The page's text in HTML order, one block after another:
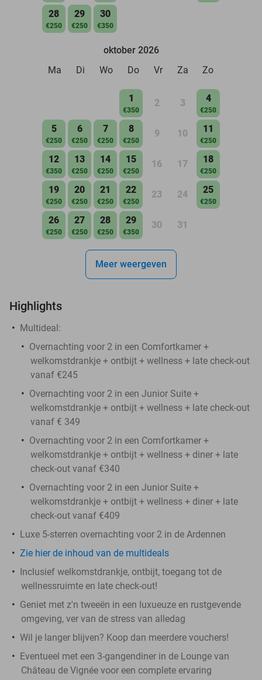
28
€250
29
€250
30
€350
oktober 2026
Ma
Di Wo Do Vr Za Zo
1
€350
2 3 4
€250
5
€250
6
€250
7
€250
8
€250
9 10 11
€250
12
€350
13
€250
14
€250
15
€250
16 17 18
€250
19
€250
20
€250
21
€250
22
€250
23 24 25
€250
26
€250
27
€250
28
€250
29
€350
30 31
Meer weergeven
Highlights
Multideal:
Overnachting voor 2 in een Comfortkamer +
welkomstdrankje + ontbijt + wellness + late check-out
vanaf €245
Overnachting voor 2 in een Junior Suite +
welkomstdrankje + ontbijt + wellness + late check-out
vanaf € 349
Overnachting voor 2 in een Comfortkamer +
welkomstdrankje + ontbijt + wellness + diner + late
check-out vanaf €340
Overnachting voor 2 in een Junior Suite +
welkomstdrankje + ontbijt + wellness + diner + late
check-out vanaf €409
Luxe 5-sterren overnachting voor 2 in de Ardennen
Zie hier de inhoud van de multideals
Inclusief welkomstdrankje, ontbijt, toegang tot de
wellnessruimte en late check-out!
Geniet met z'n tweeën in een luxueuze en rustgevende
omgeving, ver van de stress van alledag
Wil je langer blijven? Koop dan meerdere vouchers!
Eventueel met een 3-gangendiner in de Lounge van
Château de Vignée voor een complete ervaring